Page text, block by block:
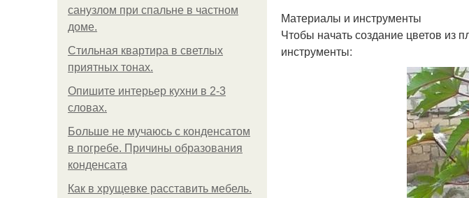
санузлом при спальне в частном
доме.
Стильная квартира в светлых
приятных тонах.
Опишите интерьер кухни в 2-3
словах.
Больше не мучаюсь с конденсатом
в погребе. Причины образования
конденсата
Как в хрущевке расставить мебель.
Материалы и инструменты
Чтобы начать создание цветов из
инструменты: